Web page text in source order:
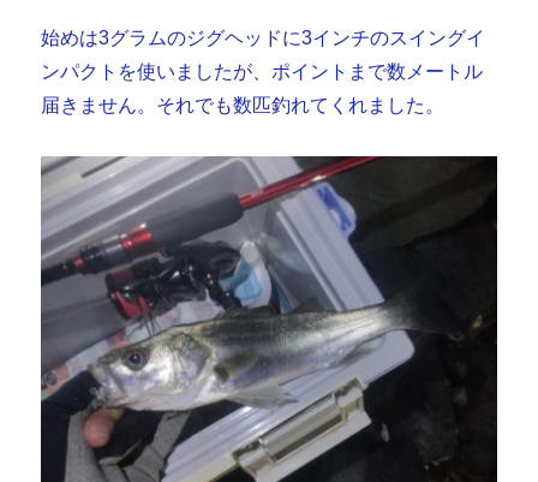
始めは3グラムのジグヘッドに3インチのスイングイ
ンパクトを使いましたが、ポイントまで数メートル
届きません。それでも数匹釣れてくれました。